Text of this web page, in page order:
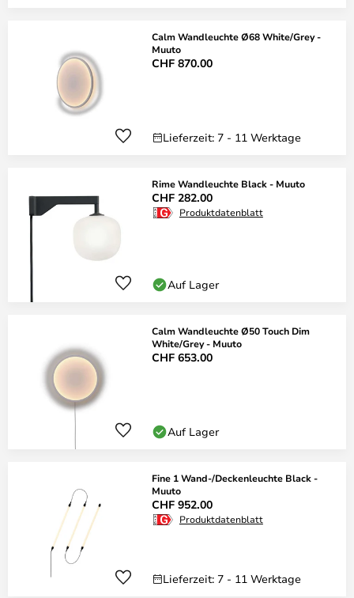
Calm Wandleuchte Ø68 White/Grey -
Muuto
CHF 870.00
Lieferzeit: 7 - 11 Werktage
Rime Wandleuchte Black - Muuto
CHF 282.00
Produktdatenblatt
Auf Lager
Calm Wandleuchte Ø50 Touch Dim
White/Grey - Muuto
CHF 653.00
Auf Lager
Fine 1 Wand-/Deckenleuchte Black -
Muuto
CHF 952.00
Produktdatenblatt
Lieferzeit: 7 - 11 Werktage